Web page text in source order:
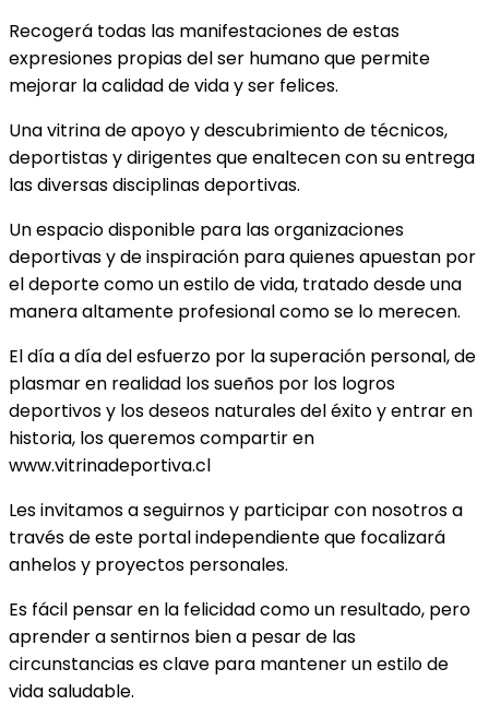
Recogerá todas las manifestaciones de estas
expresiones propias del ser humano que permite
mejorar la calidad de vida y ser felices.
Una vitrina de apoyo y descubrimiento de técnicos,
deportistas y dirigentes que enaltecen con su entrega
las diversas disciplinas deportivas.
Un espacio disponible para las organizaciones
deportivas y de inspiración para quienes apuestan por
el deporte como un estilo de vida, tratado desde una
manera altamente profesional como se lo merecen.
El día a día del esfuerzo por la superación personal, de
plasmar en realidad los sueños por los logros
deportivos y los deseos naturales del éxito y entrar en
historia, los queremos compartir en
www.vitrinadeportiva.cl
Les invitamos a seguirnos y participar con nosotros a
través de este portal independiente que focalizará
anhelos y proyectos personales.
Es fácil pensar en la felicidad como un resultado, pero
aprender a sentirnos bien a pesar de las
circunstancias es clave para mantener un estilo de
vida saludable.